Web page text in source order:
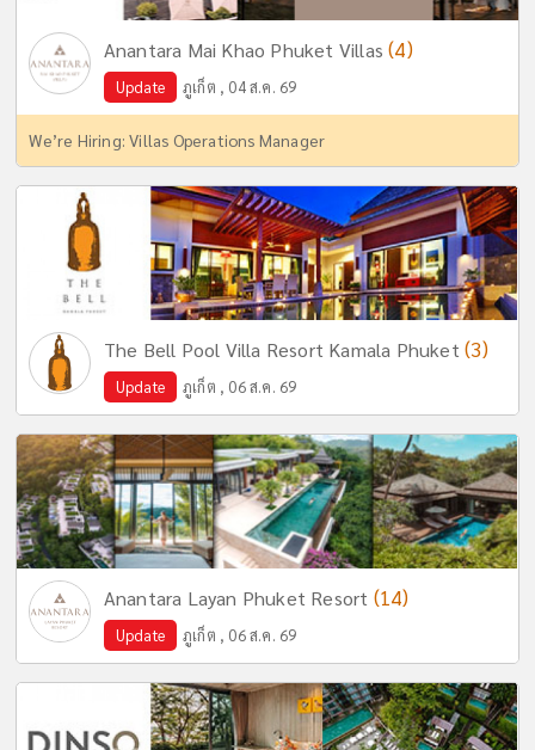
Anantara Mai Khao Phuket Villas(4)
Update ภูเก็ต , 04 ส.ค. 69
We’re Hiring: Villas Operations Manager
The Bell Pool Villa Resort Kamala Phuket (3)
Update ภูเก็ต , 06 ส.ค. 69
Anantara Layan Phuket Resort (14)
Update ภูเก็ต , 06 ส.ค. 69